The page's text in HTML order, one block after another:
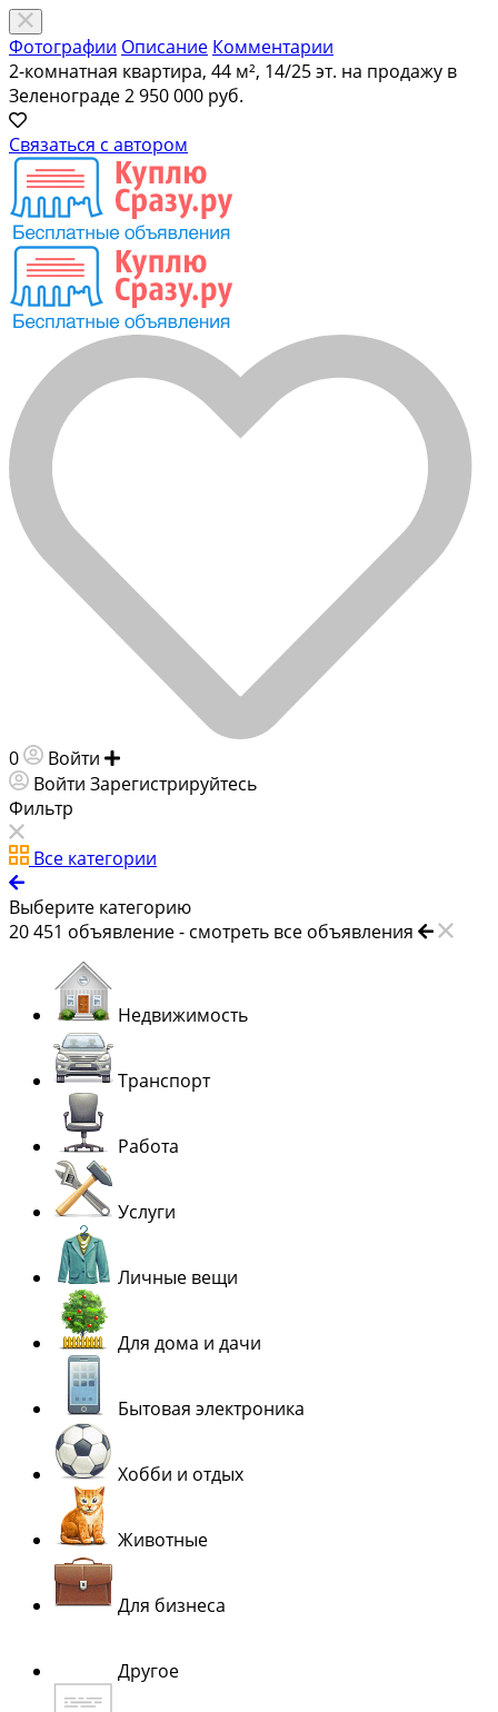
Фотографии Описание Комментарии
2-комнатная квартира, 44 м², 14/25 эт. на продажу в
Зеленограде2 950 000 руб.
Связаться с автором
0 Войти
Войти Зарегистрируйтесь
Фильтр
Все категории
Выберите категорию
20 451 объявление - смотреть все объявления
Недвижимость
Транспорт
Работа
Услуги
Личные вещи
Для дома и дачи
Бытовая электроника
Хобби и отдых
Животные
Для бизнеса
Другое